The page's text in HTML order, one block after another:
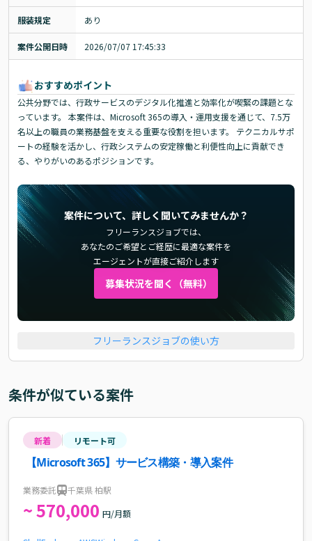
服装規定 あり
案件公開日時 2026/07/07 17:45:33
おすすめポイント
公共分野では、行政サービスのデジタル化推進と効率化が喫緊の課題とな
っています。 本案件は、Microsoft 365の導入・運用支援を通じて、7.5万
名以上の職員の業務基盤を支える重要な役割を担います。 テクニカルサポ
ートの経験を活かし、行政システムの安定稼働と利便性向上に貢献でき
る、やりがいのあるポジションです。
案件について、詳しく聞いてみませんか？
フリーランスジョブでは、
あなたのご希望とご経歴に最適な案件を
エージェントが直接ご紹介します
募集状況を聞く（無料）
フリーランスジョブの使い方
条件が似ている案件
新着 リモート可
【Microsoft 365】サービス構築・導入案件
業務委託 千葉県 柏駅
~ 570,000 円/月額